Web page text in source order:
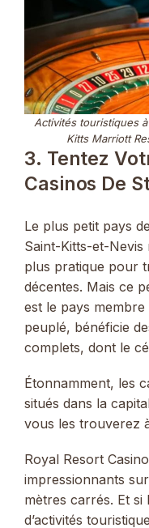
Activités touristiques
Kitts Marriott
3. Tentez
Casinos De
Le plus petit pays
Saint-Kitts-et-Nevis
plus pratique pour
décentes. Mais ce
est le pays
peuplé, bénéficie
complets, dont le
Étonnamment, les
situés dans la
vous les trouverez
Royal Resort
impressionnants
mètres carrés. Et si
d’activités